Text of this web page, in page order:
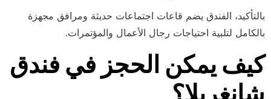
بالتأكيد، الفندق يضم قاعات اجتماعات حديثة ومرافق مجهزة
بالكامل لتلبية احتياجات رجال الأعمال والمؤتمرات.
كيف يمكن الحجز في فندق